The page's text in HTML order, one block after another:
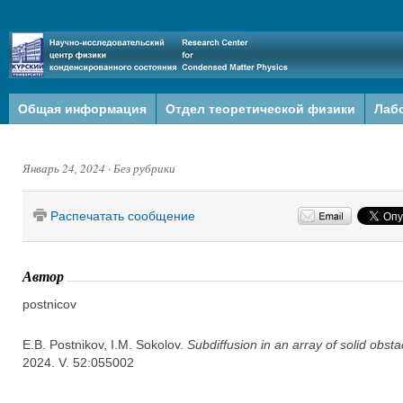
Общая информация Отдел теоретической физики
Январь 24, 2024 ·Без рубрики
Распечатать сообщение
Автор
postnicov
E.B. Postnikov, I.M. Sokolov. Subdiffusion in an array of solid
2024. V. 52:055002